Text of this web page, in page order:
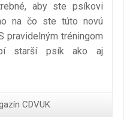
aby ste psíkovi
na čo ste túto novú
pravidelným tréningom
starší psík ako aj
CDVUK